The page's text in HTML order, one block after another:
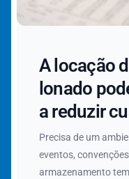
A locação
lonado
a reduzir
Precisa de um
eventos,
armazenamento